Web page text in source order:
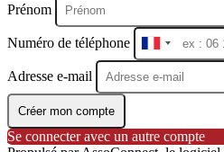
Prénom
Numéro de téléphone
France
+33
Adresse e-mail
Créer mon compte
Se connecter avec un autre compte